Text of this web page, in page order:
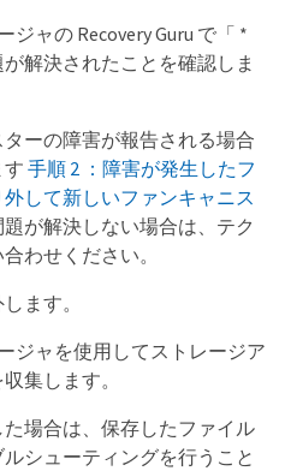
ャの Recovery Guru で「 *
解決されたことを確認しま
ーの障害が報告される場合
手順 2 ：障害が発生したフ
して新しいファンキャニス
題が解決しない場合は、テク
わせください。
ます。
ジャを使用してストレージア
集します。
場合は、保存したファイル
シューティングを行うこと